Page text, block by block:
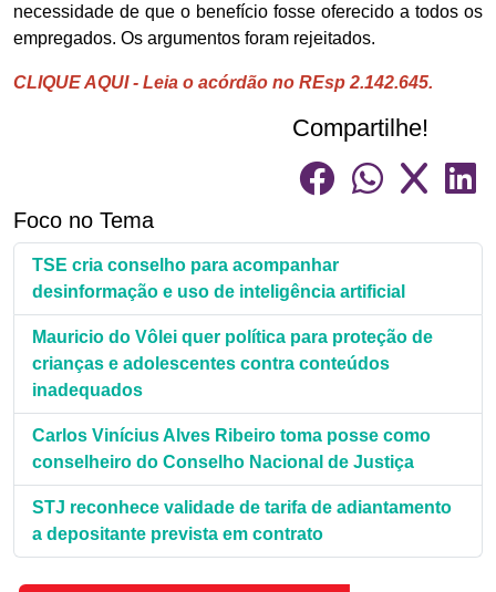
necessidade de que o benefício fosse oferecido a todos os
empregados. Os argumentos foram rejeitados.
CLIQUE AQUI - Leia o acórdão no REsp 2.142.645.
Compartilhe!
Foco no Tema
TSE cria conselho para acompanhar
desinformação e uso de inteligência artificial
Mauricio do Vôlei quer política para proteção de
crianças e adolescentes contra conteúdos
inadequados
Carlos Vinícius Alves Ribeiro toma posse como
conselheiro do Conselho Nacional de Justiça
STJ reconhece validade de tarifa de adiantamento
a depositante prevista em contrato